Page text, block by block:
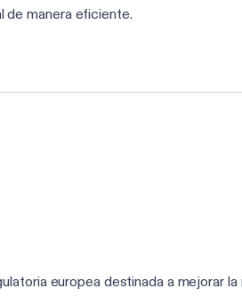
de manera eficiente.
europea destinada a mejorar